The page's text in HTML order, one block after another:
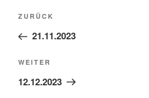
Beitragsnavigation
Vorheriger
Beitrag
ZURÜCK
21.11.2023
Nächster
Beitrag
WEITER
12.12.2023